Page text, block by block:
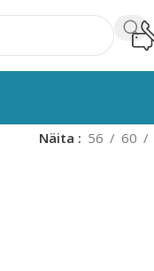
Näita 56 60